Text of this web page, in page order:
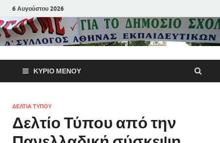
6 Αυγούστου 2026
Α΄
Αθηνών
Π.Ε.
ΚΎΡΙΟ ΜΕΝΟΎ
ΔΕΛΤΙΑ ΤΥΠΟΥ
Δελτίο Τύπου από την